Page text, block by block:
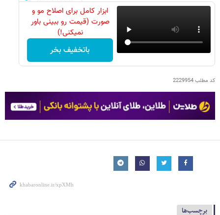
ابزار کامل برای اصلاح مو و
صورت (قیمت رو ببینی باور
نمیکنی!)
باتخفیف بخر
کد مطلب2229954
برچسب‌ها